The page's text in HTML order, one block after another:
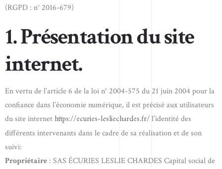
(RGPD : n° 2016-679)
1. Présentation du site
internet.
En vertu de l’article 6 de la loi n° 2004-575 du 21 juin 2004 pour la
confiance dans l’économie numérique, il est précisé aux utilisateurs
du site internet https://ecuries-lesliechardes.fr/l’identité des
différents intervenants dans le cadre de sa réalisation et de son
suivi:
Propriétaire : SAS ÉCURIES LESLIE CHARDES Capital social de